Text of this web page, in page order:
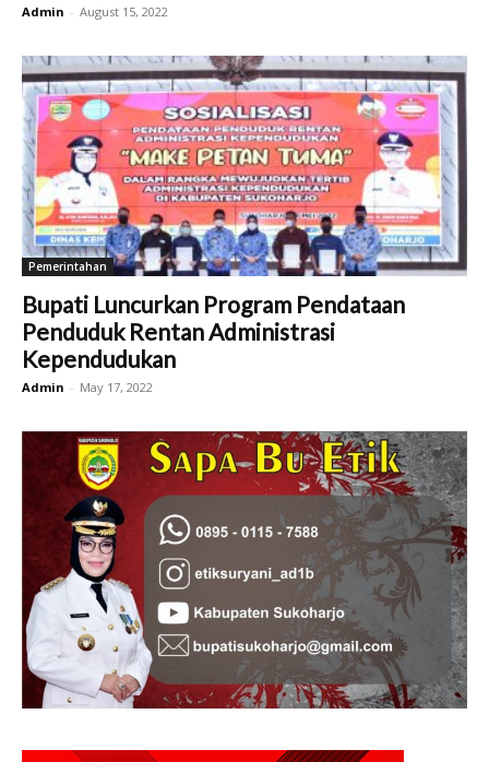
Admin - August 15, 2022
Pemerintahan
Bupati Luncurkan Program Pendataan
Penduduk Rentan Administrasi
Kependudukan
Admin - May 17, 2022